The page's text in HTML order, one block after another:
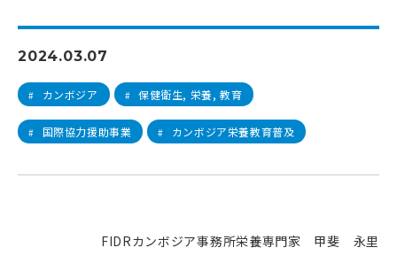
2024.03.07
# カンボジア # 保健衛生, 栄養, 教育
# 国際協力援助事業 # カンボジア栄養教育普及
FIDRカンボジア事務所栄養専門家 甲斐 永里